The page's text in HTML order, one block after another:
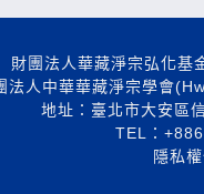
財團法人華藏淨宗弘化
法人中華華藏淨宗學會
地址：臺北市大安區
TEL：
隱私